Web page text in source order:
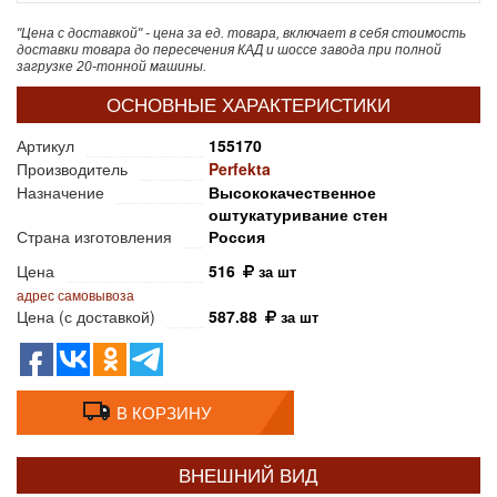
"Цена с доставкой" - цена за ед. товара, включает в себя стоимость
доставки товара до пересечения КАД и шоссе завода при полной
загрузке 20-тонной машины.
ОСНОВНЫЕ ХАРАКТЕРИСТИКИ
Артикул
155170
Производитель
Perfekta
Назначение
Высококачественное
оштукатуривание стен
Страна изготовления
Россия
Цена
516 за шт
адрес самовывоза
Цена (с доставкой) 587.88 за шт
В КОРЗИНУ
ВНЕШНИЙ ВИД